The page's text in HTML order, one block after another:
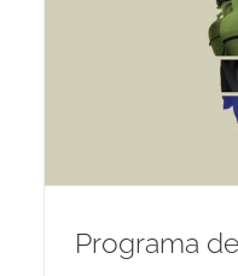
Programa